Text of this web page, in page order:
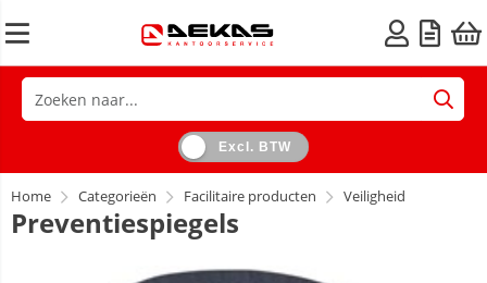
Excl. BTW
Home Categorieën Facilitaire producten Veiligheid
Preventiespiegels